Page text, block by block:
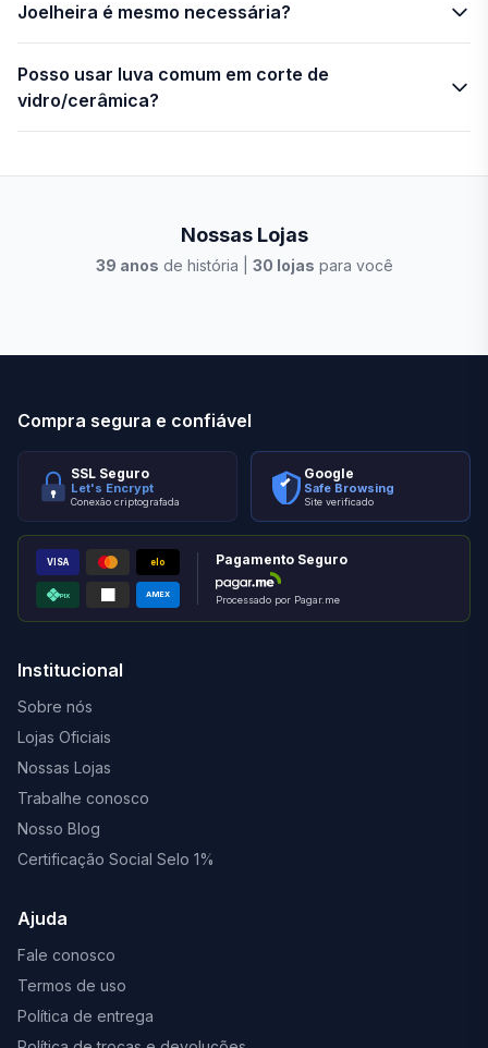
Joelheira é mesmo necessária?
Posso usar luva comum em corte de
vidro/cerâmica?
Nossas Lojas
39 anos de história | 30 lojas para você
Compra segura e confiável
SSL Seguro
Let's Encrypt
Conexão criptografada
Google
Safe Browsing
Site verificado
VISA elo
PIX AMEX
Pagamento Seguro
Processado por Pagar.me
Institucional
Sobre nós
Lojas Oficiais
Nossas Lojas
Trabalhe conosco
Nosso Blog
Certificação Social Selo 1%
Ajuda
Fale conosco
Termos de uso
Política de entrega